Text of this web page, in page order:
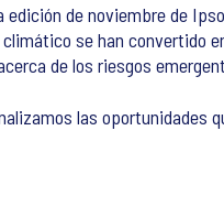
edición de noviembre de
se han convertido
de los riesgos
las oportunidades